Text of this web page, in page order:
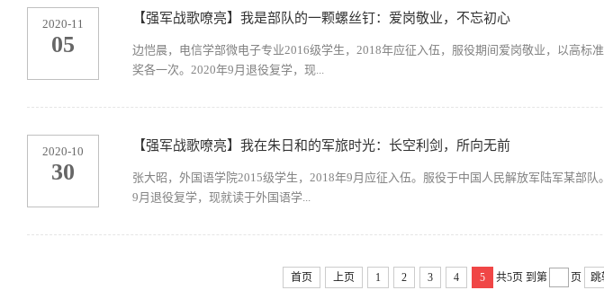
2020-11
05
【强军战歌嘹亮】我是部队的一颗螺丝钉：爱岗敬业，不忘初心
边恺晨，电信学部微电子专业2016级学生，2018年应征入伍，服役期间爱岗敬业，以高标
奖各一次。2020年9月退役复学，现...
2020-10
30
​【强军战歌嘹亮】我在朱日和的军旅时光：长空利剑，所向无前
张大昭，外国语学院2015级学生，2018年9月应征入伍。服役于中国人民解放军陆军某部
9月退役复学，现就读于外国语学...
首页 上页 1 2 3 4 5 共5页 到第 页 跳